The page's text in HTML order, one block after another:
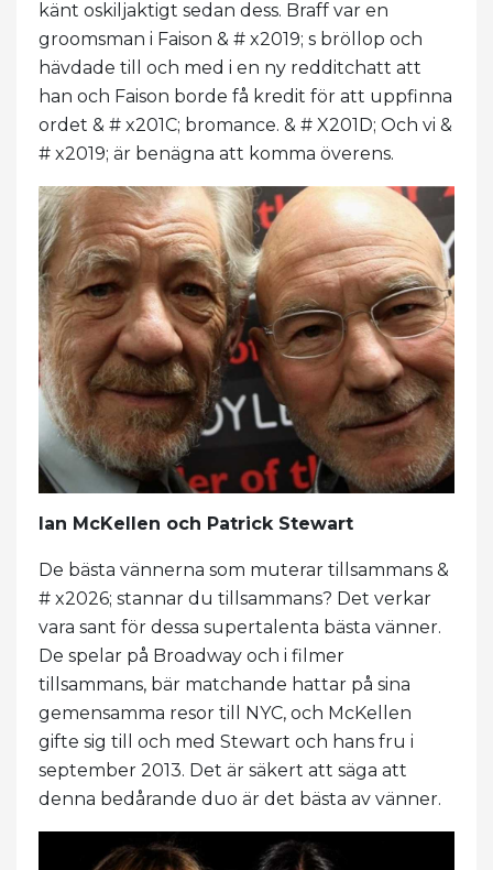
känt oskiljaktigt sedan dess. Braff var en
groomsman i Faison & # x2019; s bröllop och
hävdade till och med i en ny redditchatt att
han och Faison borde få kredit för att uppfinna
ordet & # x201C; bromance. & # X201D; Och vi &
# x2019; är benägna att komma överens.
Ian McKellen och Patrick Stewart
De bästa vännerna som muterar tillsammans &
# x2026; stannar du tillsammans? Det verkar
vara sant för dessa supertalenta bästa vänner.
De spelar på Broadway och i filmer
tillsammans, bär matchande hattar på sina
gemensamma resor till NYC, och McKellen
gifte sig till och med Stewart och hans fru i
september 2013. Det är säkert att säga att
denna bedårande duo är det bästa av vänner.